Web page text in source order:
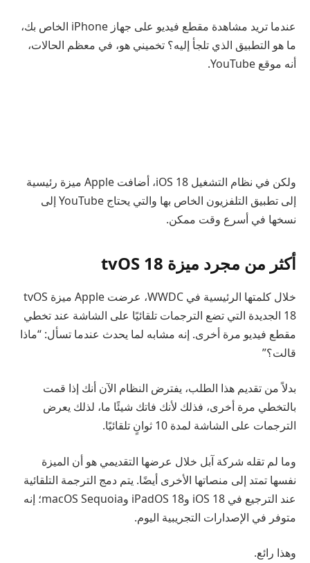
عندما تريد مشاهدة مقطع فيديو على جهاز iPhone الخاص بك،
ما هو التطبيق الذي تلجأ إليه؟ تخميني هو، في معظم الحالات،
أنه موقع YouTube.
ولكن في نظام التشغيل iOS 18، أضافت Apple ميزة رئيسية
إلى تطبيق التلفزيون الخاص بها والتي يحتاج YouTube إلى
نسخها في أسرع وقت ممكن.
أكثر من مجرد ميزة tvOS 18
خلال كلمتها الرئيسية في WWDC، عرضت Apple ميزة tvOS
18 الجديدة التي تضع الترجمات تلقائيًا على الشاشة عند تخطي
مقطع فيديو مرة أخرى. إنه مشابه لما يحدث عندما تسأل: “ماذا
قالت؟”
بدلاً من تقديم هذا الطلب، يفترض النظام الآن أنك إذا قمت
بالتخطي مرة أخرى، فذلك لأنك فاتك شيئًا ما، لذلك يعرض
الترجمات على الشاشة لمدة 10 ثوانٍ تلقائيًا.
وما لم تقله شركة آبل خلال عرضها التقديمي هو أن الميزة
نفسها تمتد إلى منصاتها الأخرى أيضًا. يتم دمج الترجمة التلقائية
عند الترجيع في iOS 18 وiPadOS 18 وmacOS Sequoia؛ إنه
متوفر في الإصدارات التجريبية اليوم.
وهذا رائع.